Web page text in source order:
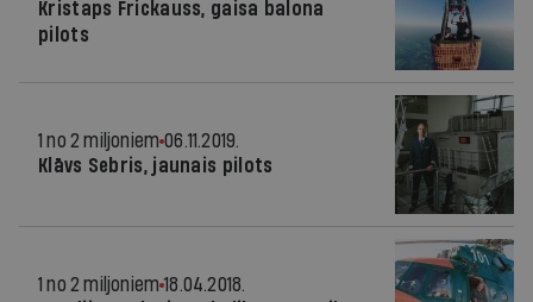
Kristaps Frickauss, gaisa balona
pilots
1 no 2 miljoniem 06.11.2019.
Klāvs Sebris, jaunais pilots
1 no 2 miljoniem 18.04.2018.